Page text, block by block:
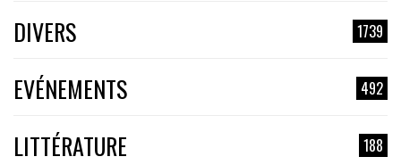
DIVERS 1739
EVÉNEMENTS 492
LITTÉRATURE 188